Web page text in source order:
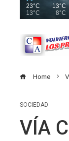
23°C
13°C
13°C
8°C
Home
SOCIEDAD
VÍA